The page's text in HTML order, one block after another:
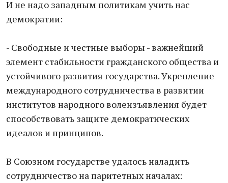
И не надо западным политикам учить нас
демократии:
- Свободные и честные выборы - важнейший
элемент стабильности гражданского общества и
устойчивого развития государства. Укрепление
международного сотрудничества в развитии
институтов народного волеизъявления будет
способствовать защите демократических
идеалов и принципов.
В Союзном государстве удалось наладить
сотрудничество на паритетных началах: